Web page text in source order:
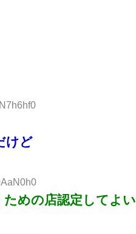
けど
めの店認定してよい